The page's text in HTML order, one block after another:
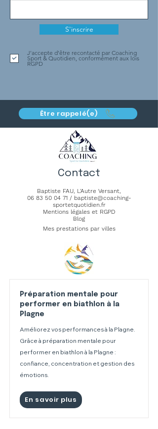
S'inscrire
J'accepte d'être recontacté par Coaching
Sport & Quotidien, conformément aux lois
RGPD
Être rappelé(e)
Contact
Baptiste FAU, L'Autre Versant,
06 83 50 04 71/ baptiste@coaching-
sportetquotidien.fr
Mentions légales et RGPD
Blog
Mes prestations par villes
Préparation mentale pour
performer en biathlon à la
Plagne
Améliorez vos performances à la Plagne.
Grâce à préparation mentale pour
performer en biathlon à la Plagne :
confiance, concentration et gestion des
émotions.
En savoir plus